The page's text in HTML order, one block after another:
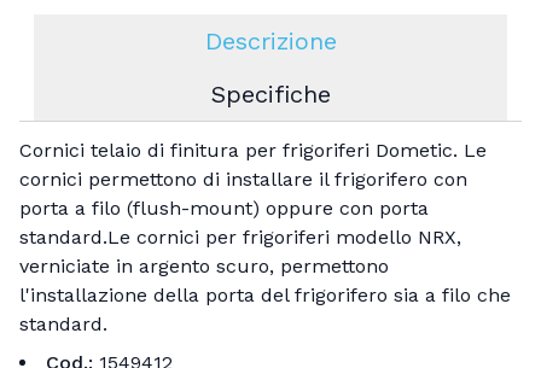
Descrizione
Specifiche
Cornici telaio di finitura per frigoriferi Dometic. Le
cornici permettono di installare il frigorifero con
porta a filo (flush-mount) oppure con porta
standard.Le cornici per frigoriferi modello NRX,
verniciate in argento scuro, permettono
l'installazione della porta del frigorifero sia a filo che
standard.
Cod.: 1549412